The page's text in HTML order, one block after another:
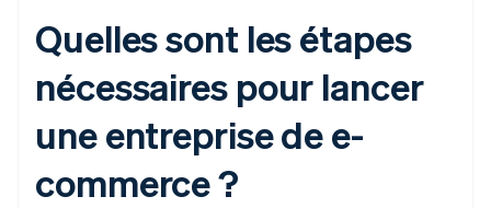
Quelles sont les étapes
nécessaires pour lancer
une entreprise de e-
commerce ?